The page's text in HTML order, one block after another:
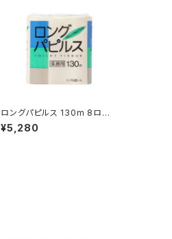
ロングパピルス 130m 8ロー
ル 6入 (232060)
¥5,280